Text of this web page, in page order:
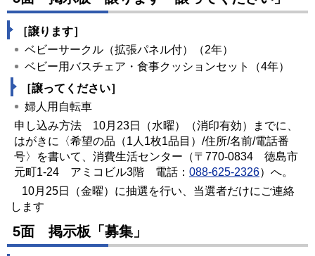
［譲ります］
ベビーサークル（拡張パネル付）（2年）
ベビー用バスチェア・食事クッションセット（4年）
［譲ってください］
婦人用自転車
申し込み方法 10月23日（水曜）（消印有効）までに、
はがきに〈希望の品（1人1枚1品目）/住所/名前/電話番
号〉を書いて、消費生活センター（〒770-0834 徳島市
元町1-24 アミコビル3階 電話： 088-625-2326）へ。
10月25日（金曜）に抽選を行い、当選者だけにご連絡
します
5面 掲示板「募集」